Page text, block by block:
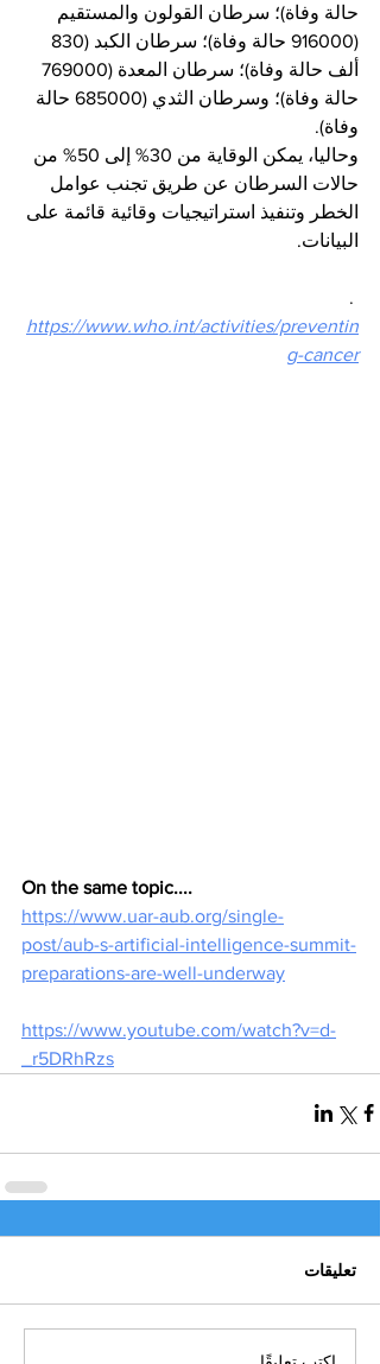
حالة وفاة)؛ سرطان القولون والمستقيم
حالة وفاة)؛ وسرطان الثدي (685000 حالة
وفاة).
وحاليا، يمكن الوقاية من 30% إلى 50% من
حالات السرطان عن طريق تجنب عوامل
الخطر وتنفيذ استراتيجيات وقائية قائمة على
البيانات.
.
https://www.who.int/activities/preventin
g-cancer
On the same topic....
https://www.uar-aub.org/single-
post/aub-s-artificial-intelligence-summit-
preparations-are-well-underway
https://www.youtube.com/watch?v=d-
_r5DRhRzs
تعليقات